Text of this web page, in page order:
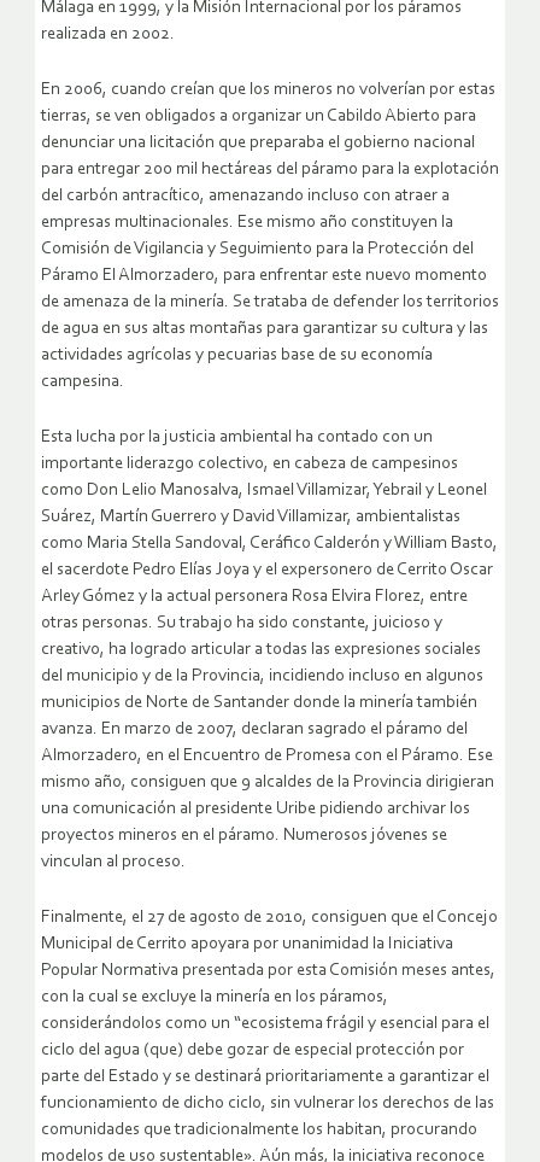
Málaga en 1999, y la Misión Internacional por los páramos
realizada en 2002.
En 2006, cuando creían que los mineros no volverían por estas
tierras, se ven obligados a organizar un Cabildo Abierto para
denunciar una licitación que preparaba el gobierno nacional
para entregar 200 mil hectáreas del páramo para la explotación
del carbón antracítico, amenazando incluso con atraer a
empresas multinacionales. Ese mismo año constituyen la
Comisión de Vigilancia y Seguimiento para la Protección del
Páramo El Almorzadero, para enfrentar este nuevo momento
de amenaza de la minería. Se trataba de defender los territorios
de agua en sus altas montañas para garantizar su cultura y las
actividades agrícolas y pecuarias base de su economía
campesina.
Esta lucha por la justicia ambiental ha contado con un
importante liderazgo colectivo, en cabeza de campesinos
como Don Lelio Manosalva, Ismael Villamizar, Yebrail y Leonel
Suárez, Martín Guerrero y David Villamizar, ambientalistas
como Maria Stella Sandoval, Ceráfico Calderón y William Basto,
el sacerdote Pedro Elías Joya y el expersonero de Cerrito Oscar
Arley Gómez y la actual personera Rosa Elvira Florez, entre
otras personas. Su trabajo ha sido constante, juicioso y
creativo, ha logrado articular a todas las expresiones sociales
del municipio y de la Provincia, incidiendo incluso en algunos
municipios de Norte de Santander donde la minería también
avanza. En marzo de 2007, declaran sagrado el páramo del
Almorzadero, en el Encuentro de Promesa con el Páramo. Ese
mismo año, consiguen que 9 alcaldes de la Provincia dirigieran
una comunicación al presidente Uribe pidiendo archivar los
proyectos mineros en el páramo. Numerosos jóvenes se
vinculan al proceso.
Finalmente, el 27 de agosto de 2010, consiguen que el Concejo
Municipal de Cerrito apoyara por unanimidad la Iniciativa
Popular Normativa presentada por esta Comisión meses antes,
con la cual se excluye la minería en los páramos,
considerándolos como un “ecosistema frágil y esencial para el
ciclo del agua (que) debe gozar de especial protección por
parte del Estado y se destinará prioritariamente a garantizar el
funcionamiento de dicho ciclo, sin vulnerar los derechos de las
comunidades que tradicionalmente los habitan, procurando
modelos de uso sustentable». Aún más, la iniciativa reconoce